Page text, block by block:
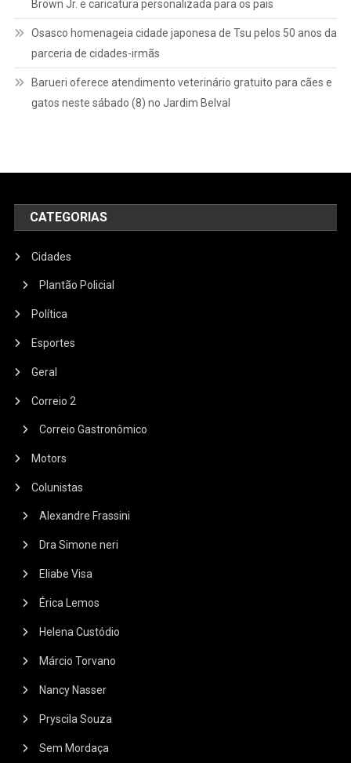
Brown Jr. e caricatura personalizada para os pais
Osasco homenageia cidade japonesa de Tsu pelos 50 anos da
parceria de cidades-irmãs
Barueri oferece atendimento veterinário gratuito para cães e
gatos neste sábado (8) no Jardim Belval
CATEGORIAS
Cidades
Plantão Policial
Política
Esportes
Geral
Correio 2
Correio Gastronômico
Motors
Colunistas
Alexandre Frassini
Dra Simone neri
Eliabe Visa
Érica Lemos
Helena Custódio
Márcio Torvano
Nancy Nasser
Pryscila Souza
Sem Mordaça